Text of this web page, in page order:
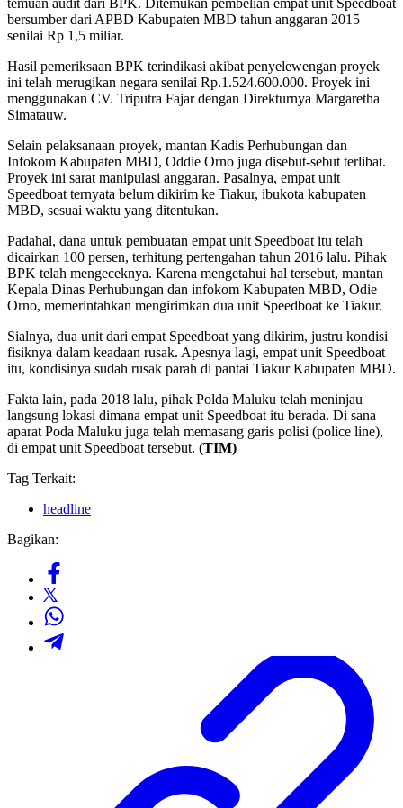
bersumber dari APBD Kabupaten MBD tahun anggaran 2015
senilai Rp 1,5 miliar.
Hasil pemeriksaan BPK terindikasi akibat penyelewengan proyek
ini telah merugikan negara senilai Rp.1.524.600.000. Proyek ini
menggunakan CV. Triputra Fajar dengan Direkturnya Margaretha
Simatauw.
Selain pelaksanaan proyek, mantan Kadis Perhubungan dan
Infokom Kabupaten MBD, Oddie Orno juga disebut-sebut terlibat.
Proyek ini sarat manipulasi anggaran. Pasalnya, empat unit
Speedboat ternyata belum dikirim ke Tiakur, ibukota kabupaten
MBD, sesuai waktu yang ditentukan.
Padahal, dana untuk pembuatan empat unit Speedboat itu telah
dicairkan 100 persen, terhitung pertengahan tahun 2016 lalu. Pihak
BPK telah mengeceknya. Karena mengetahui hal tersebut, mantan
Kepala Dinas Perhubungan dan infokom Kabupaten MBD, Odie
Orno, memerintahkan mengirimkan dua unit Speedboat ke Tiakur.
Sialnya, dua unit dari empat Speedboat yang dikirim, justru kondisi
fisiknya dalam keadaan rusak. Apesnya lagi, empat unit Speedboat
itu, kondisinya sudah rusak parah di pantai Tiakur Kabupaten MBD.
Fakta lain, pada 2018 lalu, pihak Polda Maluku telah meninjau
langsung lokasi dimana empat unit Speedboat itu berada. Di sana
aparat Poda Maluku juga telah memasang garis polisi (police line),
di empat unit Speedboat tersebut. (TIM)
Tag Terkait:
headline
Bagikan: